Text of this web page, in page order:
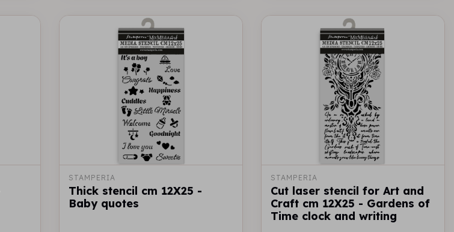
STAMPERIA
Thick stencil cm 12X25 -
Baby quotes
STAMPERIA
Cut laser stencil for Art and
Craft cm 12X25 - Gardens of
Time clock and writing